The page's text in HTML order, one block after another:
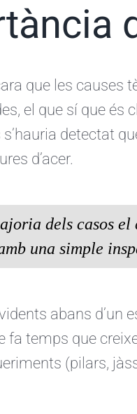
que les causes
el que sí que és
detectat
d’acer.
dels casos
una simple
abans
fa temps que
(pilars,